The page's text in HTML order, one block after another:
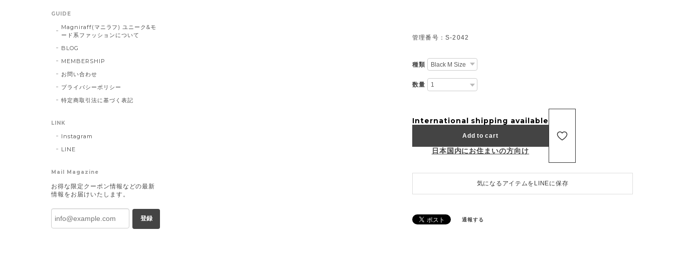
管理番号：S-2042
種類
数量
International shipping available
Add to cart
日本国内にお住まいの方向け
気になるアイテムをLINEに保存
通報する
GUIDE
Magniraff(マニラフ) ユニーク&モ
ード系ファッションについて
BLOG
MEMBERSHIP
お問い合わせ
プライバシーポリシー
特定商取引法に基づく表記
LINK
Instagram
LINE
Mail Magazine
お得な限定クーポン情報などの最新
情報をお届けいたします。
登録